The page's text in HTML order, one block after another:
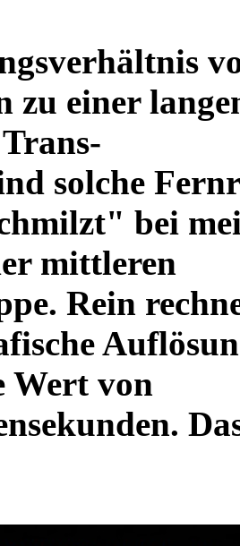
zu einer
solche
bei
mittleren
Rein
Wert von